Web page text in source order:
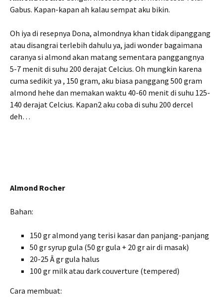
Gabus. Kapan-kapan ah kalau sempat aku bikin.
Oh iya di resepnya Dona, almondnya khan tidak dipanggang
atau disangrai terlebih dahulu ya, jadi wonder bagaimana
caranya si almond akan matang sementara panggangnya
5-7 menit di suhu 200 derajat Celcius. Oh mungkin karena
cuma sedikit ya , 150 gram, aku biasa panggang 500 gram
almond hehe dan memakan waktu 40-60 menit di suhu 125-
140 derajat Celcius. Kapan2 aku coba di suhu 200 dercel
deh…
Almond Rocher
Bahan:
150 gr almond yang terisi kasar dan panjang-panjang
50 gr syrup gula (50 gr gula + 20 gr air di masak)
20-25 Â gr gula halus
100 gr milk atau dark couverture (tempered)
Cara membuat: